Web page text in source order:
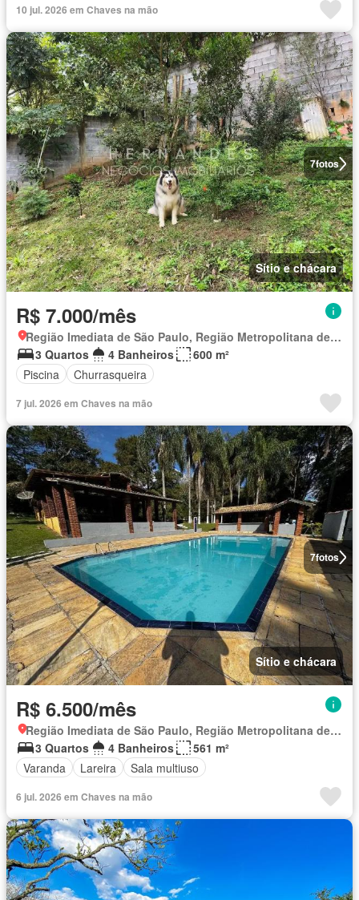
10 jul. 2026 em Chaves na mão
7fotos
Sítio e chácara
R$ 7.000/mês
Região Imediata de São Paulo, Região Metropolitana de São Paulo
3 Quartos
4 Banheiros
600 m²
Piscina
Churrasqueira
7 jul. 2026 em Chaves na mão
7fotos
Sítio e chácara
R$ 6.500/mês
Região Imediata de São Paulo, Região Metropolitana de São Paulo
3 Quartos
4 Banheiros
561 m²
Varanda
Lareira Sala multiuso
6 jul. 2026 em Chaves na mão